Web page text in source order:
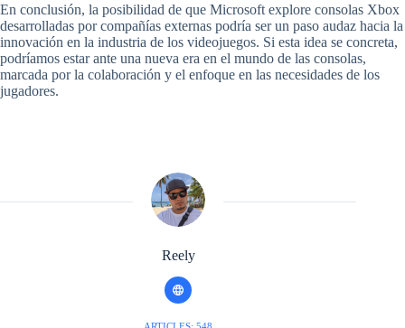
En conclusión, la posibilidad de que Microsoft explore consolas Xbox
desarrolladas por compañías externas podría ser un paso audaz hacia la
innovación en la industria de los videojuegos. Si esta idea se concreta,
podríamos estar ante una nueva era en el mundo de las consolas,
marcada por la colaboración y el enfoque en las necesidades de los
jugadores.
Reely